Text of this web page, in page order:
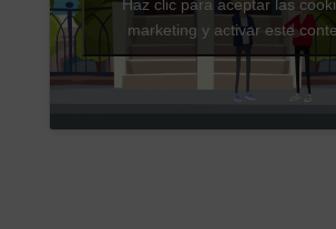
Haz clic para aceptar las
marketing y activar este